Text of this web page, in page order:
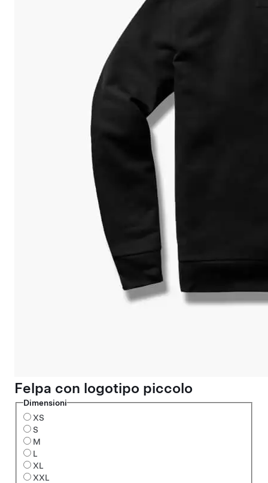
Felpa con logotipo piccolo
Dimensioni
XS
S
M
L
XL
XXL